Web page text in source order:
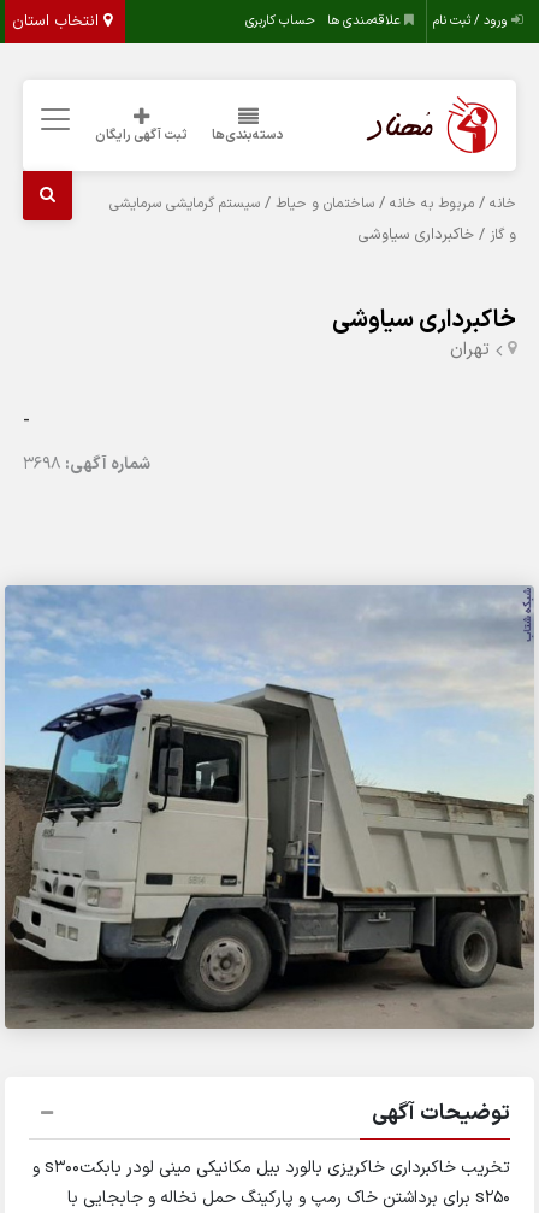
انتخاب استان ورود / ثبت نام علاقه‌مندی ها حساب کاربری
دسته‌بندی‌ها ثبت آگهی رایگان
خانه /مربوط به خانه /ساختمان و حیاط /سیستم گرمایشی سرمایشی
و گاز / خاکبرداری سیاوشی
خاکبرداری سیاوشی
تهران
-
شماره آگهی: 3698
توضیحات آگهی
تخریب خاکبرداری خاکریزی بالورد بیل مکانیکی مینی لودر بابکتs300 و
s250 برای برداشتن خاک رمپ و پارکینگ حمل نخاله و جابجایی با